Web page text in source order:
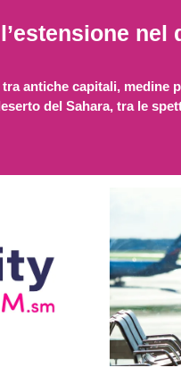
nel
antiche capitali, medine
del Sahara, tra le